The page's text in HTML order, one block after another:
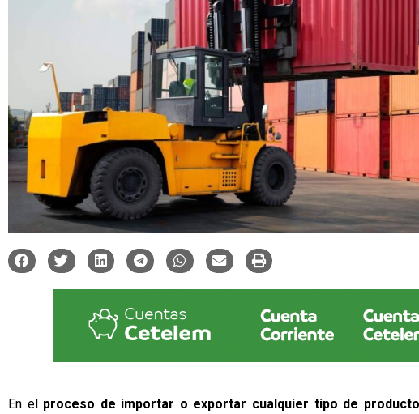
En el proceso de importar o exportar cualquier tipo de